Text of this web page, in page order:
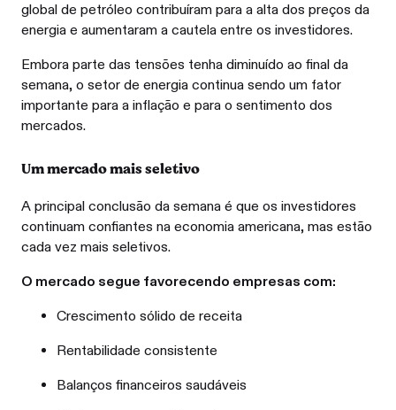
global de petróleo contribuíram para a alta dos preços da
energia e aumentaram a cautela entre os investidores.
Embora parte das tensões tenha diminuído ao final da
semana, o setor de energia continua sendo um fator
importante para a inflação e para o sentimento dos
mercados.
Um mercado mais seletivo
A principal conclusão da semana é que os investidores
continuam confiantes na economia americana, mas estão
cada vez mais seletivos.
O mercado segue favorecendo empresas com:
Crescimento sólido de receita
Rentabilidade consistente
Balanços financeiros saudáveis